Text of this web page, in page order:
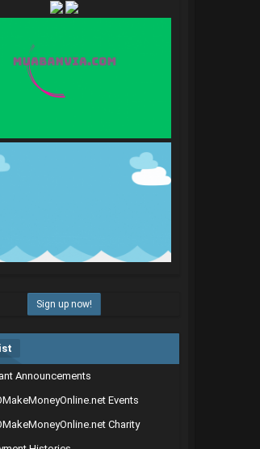
Sign up now!
Announcements
Events
Charity